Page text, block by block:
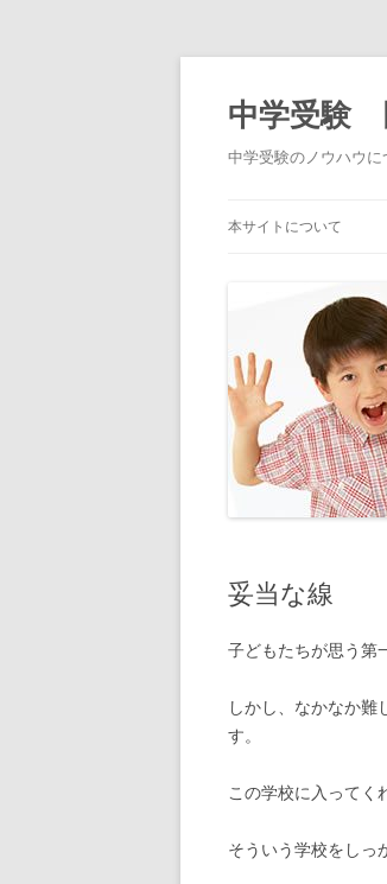
中学受験
中学受験のノウハウに
本サイトについて
妥当な線
子どもたちが思う第
しかし、なかなか難
す。
この学校に入ってく
そういう学校をしっ